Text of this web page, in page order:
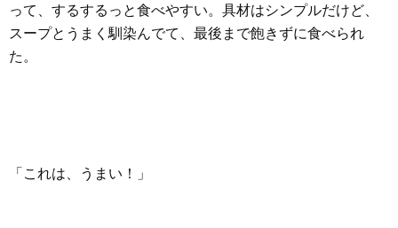
って、するするっと食べやすい。具材はシンプルだけど、
スープとうまく馴染んでて、最後まで飽きずに食べられ
た。
「これは、うまい！」